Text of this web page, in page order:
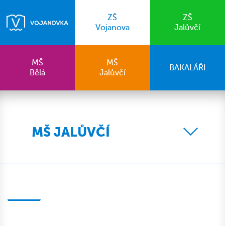
ZŠ
Vojanova
ZŠ
Jalůvčí
MŠ
Bělá
MŠ
Jalůvčí
BAKALÁŘI
MŠ JALŮVČÍ